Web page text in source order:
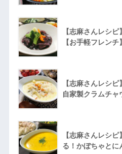
【志麻さんレシ
【お手軽フレンチ】
【志麻さんレシ
自家製クラムチャ
【志麻さんレシ
る！かぼちゃとに